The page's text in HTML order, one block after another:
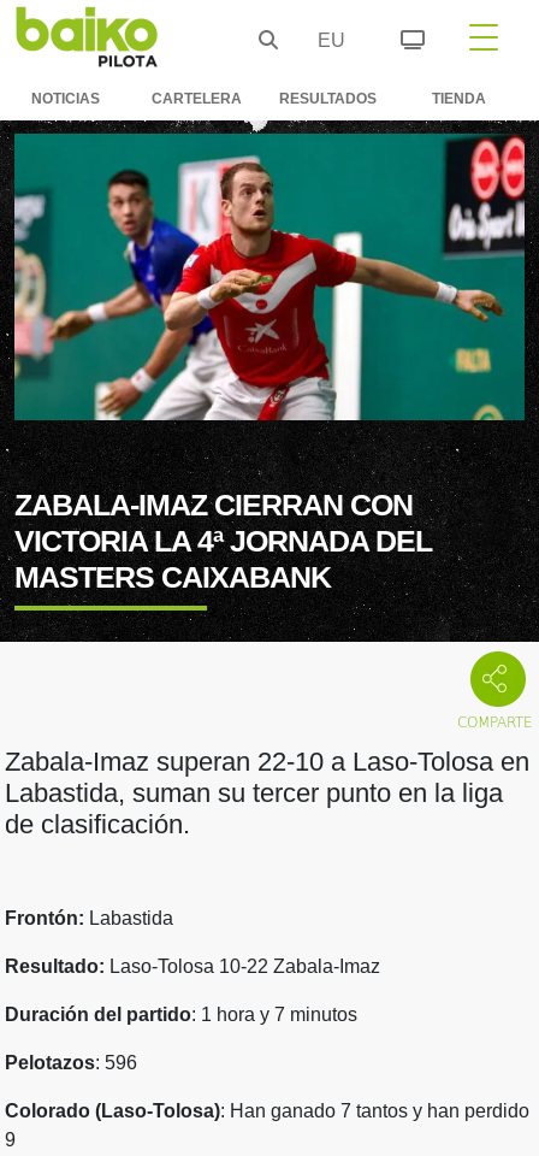
EU
NOTICIAS CARTELERA RESULTADOS TIENDA
ZABALA-IMAZ CIERRAN CON
VICTORIA LA 4ª JORNADA DEL
MASTERS CAIXABANK
Zabala-Imaz superan 22-10 a Laso-Tolosa en
Labastida, suman su tercer punto en la liga
de clasificación.
Frontón: Labastida
Resultado: Laso-Tolosa 10-22 Zabala-Imaz
Duración del partido: 1 hora y 7 minutos
Pelotazos: 596
Colorado (Laso-Tolosa): Han ganado 7 tantos y han perdido
9